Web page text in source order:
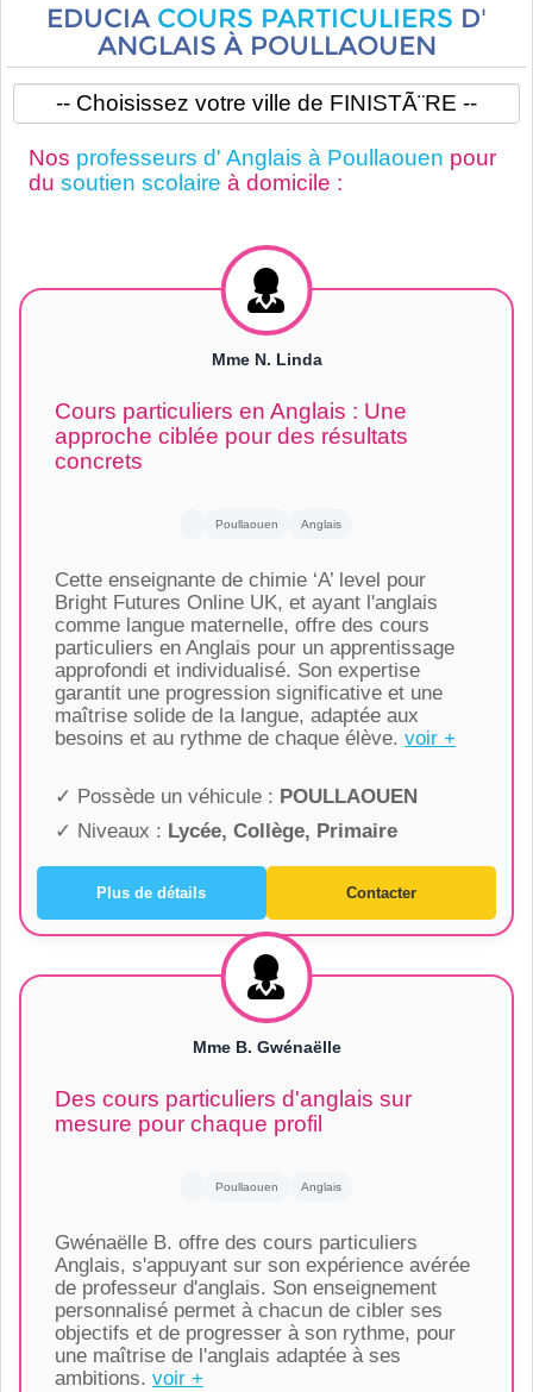
EDUCIA COURS PARTICULIERS D'
ANGLAIS À POULLAOUEN
Nos professeurs d' Anglais à Poullaouen pour
du soutien scolaire à domicile :
Mme N. Linda
Cours particuliers en Anglais : Une
approche ciblée pour des résultats
concrets
Poullaouen Anglais
Cette enseignante de chimie ‘A’ level pour
Bright Futures Online UK, et ayant l'anglais
comme langue maternelle, offre des cours
particuliers en Anglais pour un apprentissage
approfondi et individualisé. Son expertise
garantit une progression significative et une
maîtrise solide de la langue, adaptée aux
besoins et au rythme de chaque élève. voir +
✓ Possède un véhicule : POULLAOUEN
✓ Niveaux : Lycée, Collège, Primaire
Plus de détails Contacter
Mme B. Gwénaëlle
Des cours particuliers d'anglais sur
mesure pour chaque profil
Poullaouen Anglais
Gwénaëlle B. offre des cours particuliers
Anglais, s'appuyant sur son expérience avérée
de professeur d'anglais. Son enseignement
personnalisé permet à chacun de cibler ses
objectifs et de progresser à son rythme, pour
une maîtrise de l'anglais adaptée à ses
ambitions. voir +